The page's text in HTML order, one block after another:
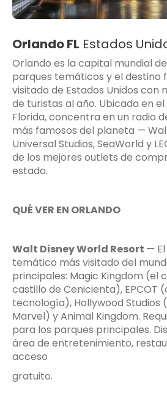
Orlando FL Estados
Orlando es la capital mundial
parques temáticos y el destino
visitado de Estados Unidos con
de turistas al año. Ubicada en
Florida, concentra en un radio
más famosos del planeta —
Universal Studios, SeaWorld y
de los mejores outlets de
estado.
QUÉ VER EN ORLANDO
Walt Disney World Resort —
temático más visitado del
principales: Magic Kingdom (el
castillo de Cenicienta), EPCOT
tecnología), Hollywood Studios
Marvel) y Animal Kingdom.
para los parques principales.
área de entretenimiento,
acceso
gratuito.